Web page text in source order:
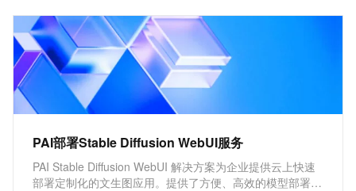
PAI部署Stable Diffusion WebUI服务
PAI Stable Diffusion WebUI 解决方案为企业提供云上快速
部署定制化的文生图应用。提供了方便、高效的模型部署产